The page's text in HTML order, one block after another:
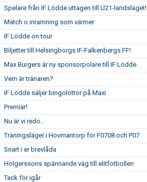
Spelare från IF Lödde uttagen till U21-landslaget!
Match o inramning som värmer
IF Lödde on tour
Biljetter till Helsingborgs IF-Falkenbergs FF!
Max Burgers är ny sponsorpolare till IF Lödde.
Vem är tränaren?
IF Lödde säljer bingolottor på Maxi
Premiär!
Nu är vi redo..
Träningsläger i Hovmantorp för F0708 och P07
Snart i er brevlåda
Holgerssons spännande väg till elitfotbollen
Tack för igår